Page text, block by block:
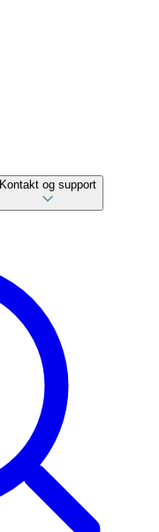
Kontakt og support